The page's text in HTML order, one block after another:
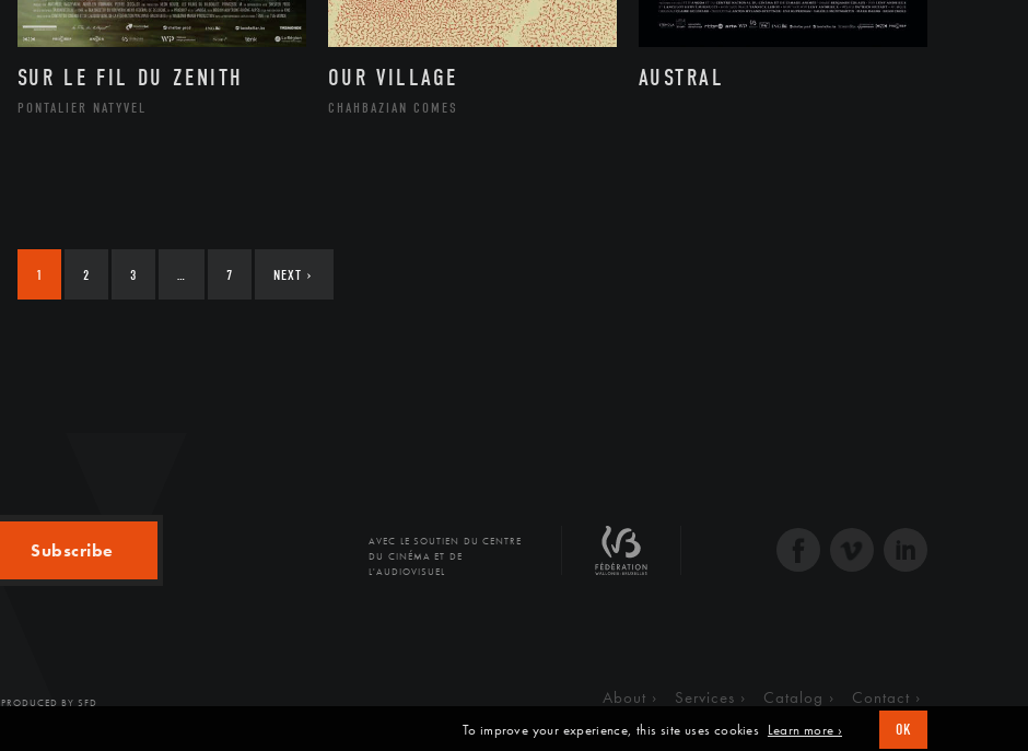
SUR LE FIL DU ZENITH
PONTALIER NATYVEL
OUR VILLAGE
CHAHBAZIAN COMES
AUSTRAL
1 2 3 7 NEXT ›
Subscribe
AVEC LE SOUTIEN DU CENTRE
DU CINÉMA ET DE
L'AUDIOVISUEL
PRODUCED BY SFD About Services Catalog Contact
To improve your experience, this site uses cookies Learn more › OK